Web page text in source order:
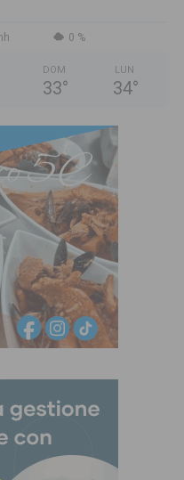
0 %
DOM
33°
LUN
34°